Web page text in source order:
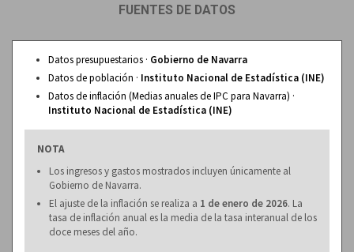
FUENTES DE DATOS
Datos presupuestarios · Gobierno de Navarra
Datos de población · Instituto Nacional de Estadística (INE)
Datos de inflación (Medias anuales de IPC para Navarra) ·
Instituto Nacional de Estadística (INE)
NOTA
Los ingresos y gastos mostrados incluyen únicamente al
Gobierno de Navarra.
El ajuste de la inflación se realiza a 1 de enero de 2026. La
tasa de inflación anual es la media de la tasa interanual de los
doce meses del año.